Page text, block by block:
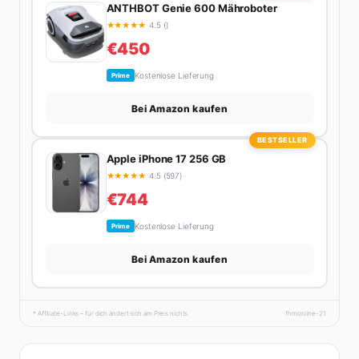
ANTHBOT Genie 600 Mähroboter
★★★★★ 4.5 ()
€450
Prime Kostenlose Lieferung
Bei Amazon kaufen
BESTSELLER
Apple iPhone 17 256 GB
★★★★★ 4.5 (597)
€744
Prime Kostenlose Lieferung
Bei Amazon kaufen
* Affiliate-Links – für dich ändert sich am Preis nichts. fhmonline-21